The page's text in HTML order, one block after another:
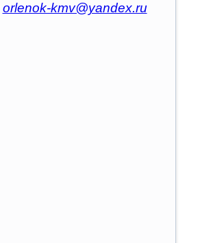
orlenok-kmv@yandex.ru